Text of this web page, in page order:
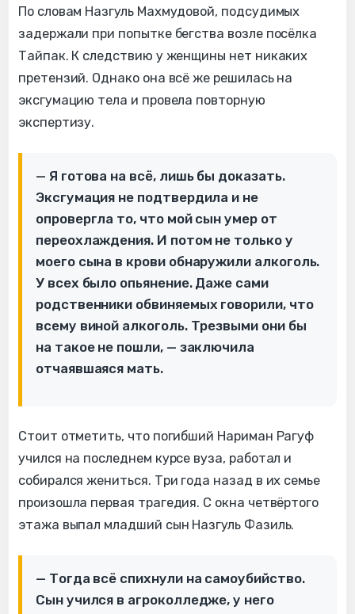
По словам Назгуль Махмудовой, подсудимых
задержали при попытке бегства возле посёлка
Тайпак. К следствию у женщины нет никаких
претензий. Однако она всё же решилась на
эксгумацию тела и провела повторную
экспертизу.
— Я готова на всё, лишь бы доказать.
Эксгумация не подтвердила и не
опровергла то, что мой сын умер от
переохлаждения. И потом не только у
моего сына в крови обнаружили алкоголь.
У всех было опьянение. Даже сами
родственники обвиняемых говорили, что
всему виной алкоголь. Трезвыми они бы
на такое не пошли, — заключила
отчаявшаяся мать.
Стоит отметить, что погибший Нариман Рагуф
учился на последнем курсе вуза, работал и
собирался жениться. Три года назад в их семье
произошла первая трагедия. С окна четвёртого
этажа выпал младший сын Назгуль Фазиль.
— Тогда всё спихнули на самоубийство.
Сын учился в агроколледже, у него